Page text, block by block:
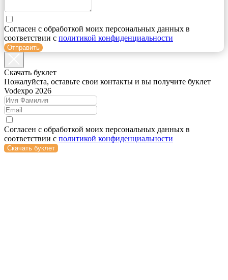
Согласен с обработкой моих персональных данных в
соответствии с политикой конфиденциальности
Отправить
Cкачать буклет
Пожалуйста, оставьте свои контакты и вы получите буклет
Vodexpo 2026
Согласен с обработкой моих персональных данных в
соответствии с политикой конфиденциальности
Скачать буклет